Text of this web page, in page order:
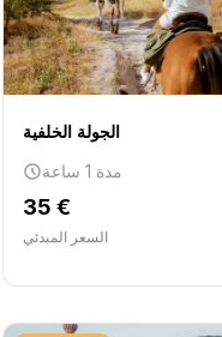
الجولة الخلفية
مدة 1 ساعة
35 €
السعر المبدئي